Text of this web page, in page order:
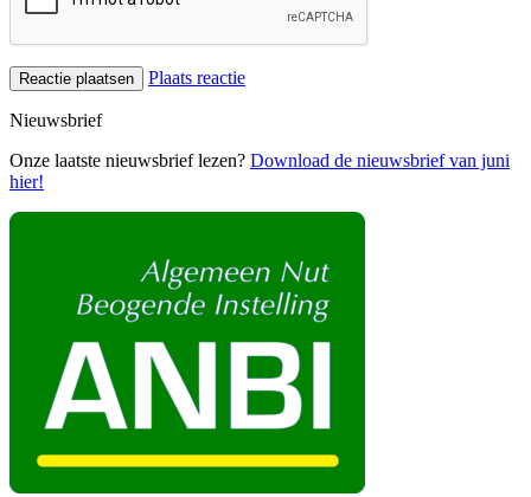
Plaats reactie
Nieuwsbrief
Onze laatste nieuwsbrief lezen? Download de nieuwsbrief van juni
hier!